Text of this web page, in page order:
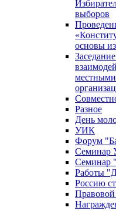
выборов
основы
Разное
День
УИК
Форум
Семинар
Семинар
Работы
Россию
Правовой